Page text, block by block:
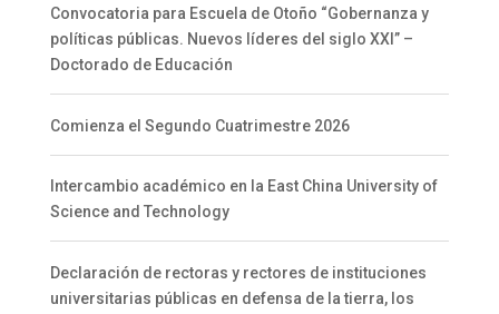
Convocatoria para Escuela de Otoño “Gobernanza y
políticas públicas. Nuevos líderes del siglo XXI” –
Doctorado de Educación
Comienza el Segundo Cuatrimestre 2026
Intercambio académico en la East China University of
Science and Technology
Declaración de rectoras y rectores de instituciones
universitarias públicas en defensa de la tierra, los